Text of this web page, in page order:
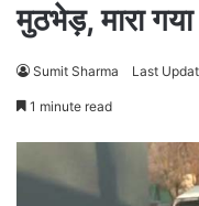
मुठभेड़, मारा
Sumit Sharma Last
1 minute read